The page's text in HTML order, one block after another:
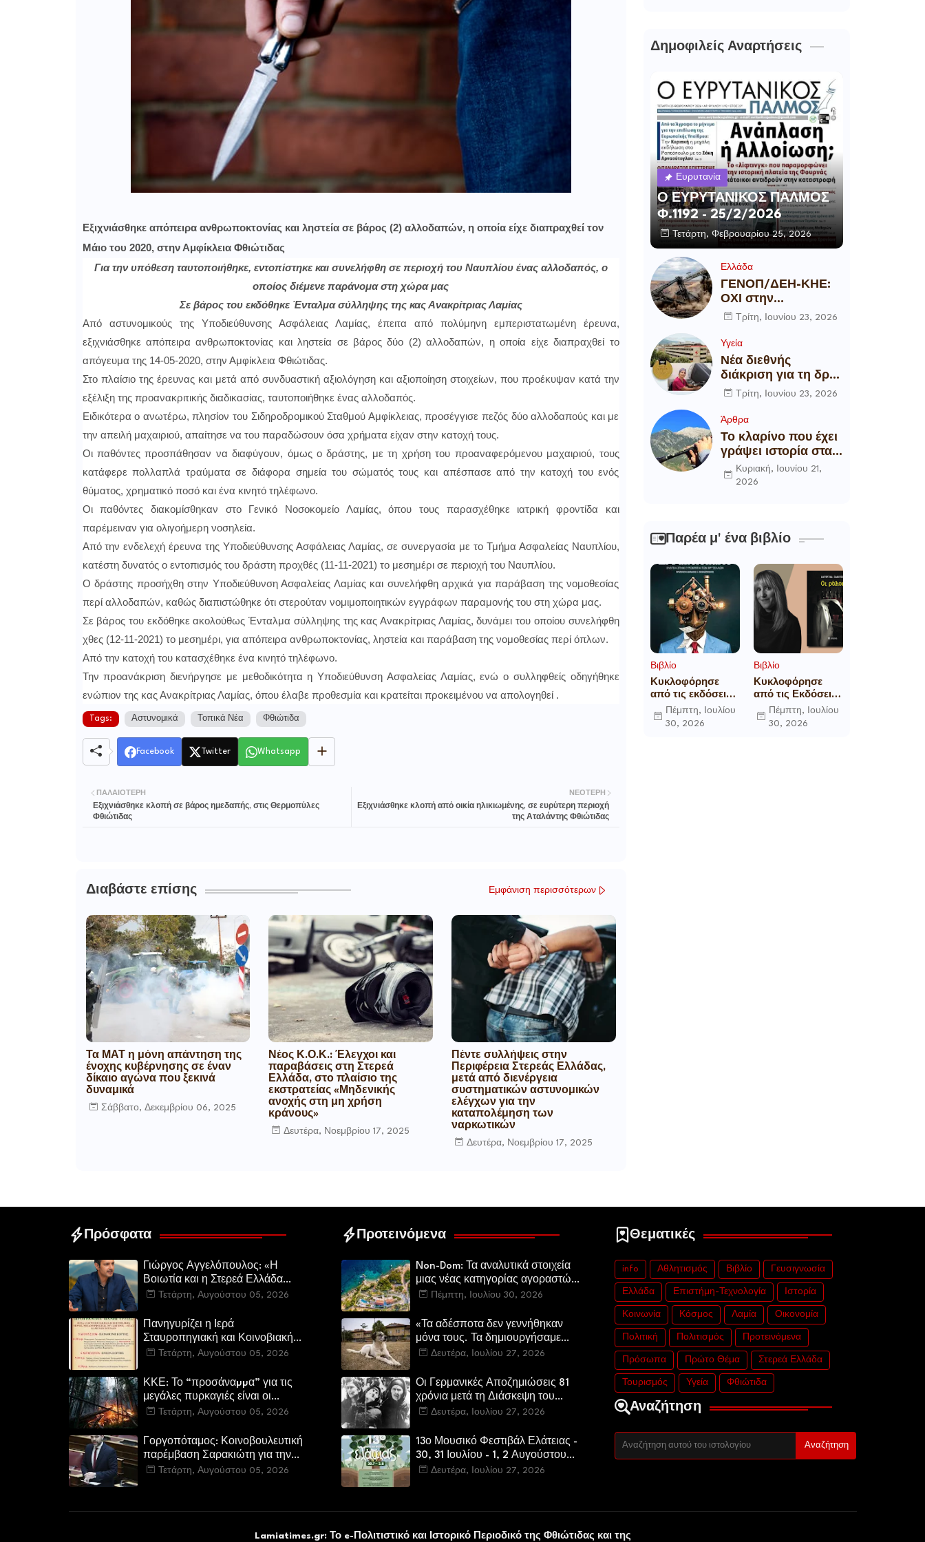
Εξιχνιάσθηκε απόπειρα ανθρωποκτονίας και ληστεία σε βάρος (2) αλλοδαπών, η οποία είχε διαπραχθεί τον
Μάιο του 2020, στην Αμφίκλεια Φθιώτιδας
Για την υπόθεση ταυτοποιήθηκε, εντοπίστηκε και συνελήφθη σε περιοχή του Ναυπλίου ένας αλλοδαπός, ο
οποίος διέμενε παράνομα στη χώρα μας
Σε βάρος του εκδόθηκε Ένταλμα σύλληψης της κας Ανακρίτριας Λαμίας
Από αστυνομικούς της Υποδιεύθυνσης Ασφάλειας Λαμίας, έπειτα από πολύμηνη εμπεριστατωμένη έρευνα,
εξιχνιάσθηκε απόπειρα ανθρωποκτονίας και ληστεία σε βάρος δύο (2) αλλοδαπών, η οποία είχε διαπραχθεί το
απόγευμα της 14-05-2020, στην Αμφίκλεια Φθιώτιδας.
Στο πλαίσιο της έρευνας και μετά από συνδυαστική αξιολόγηση και αξιοποίηση στοιχείων, που προέκυψαν κατά την
εξέλιξη της προανακριτικής διαδικασίας, ταυτοποιήθηκε ένας αλλοδαπός.
Ειδικότερα ο ανωτέρω, πλησίον του Σιδηροδρομικού Σταθμού Αμφίκλειας, προσέγγισε πεζός δύο αλλοδαπούς και με
την απειλή μαχαιριού, απαίτησε να του παραδώσουν όσα χρήματα είχαν στην κατοχή τους.
Οι παθόντες προσπάθησαν να διαφύγουν, όμως ο δράστης, με τη χρήση του προαναφερόμενου μαχαιριού, τους
κατάφερε πολλαπλά τραύματα σε διάφορα σημεία του σώματός τους και απέσπασε από την κατοχή του ενός
θύματος, χρηματικό ποσό και ένα κινητό τηλέφωνο.
Οι παθόντες διακομίσθηκαν στο Γενικό Νοσοκομείο Λαμίας, όπου τους παρασχέθηκε ιατρική φροντίδα και
παρέμειναν για ολιγοήμερη νοσηλεία.
Από την ενδελεχή έρευνα της Υποδιεύθυνσης Ασφάλειας Λαμίας, σε συνεργασία με το Τμήμα Ασφαλείας Ναυπλίου,
κατέστη δυνατός ο εντοπισμός του δράστη προχθές (11-11-2021) το μεσημέρι σε περιοχή του Ναυπλίου.
Ο δράστης προσήχθη στην Υποδιεύθυνση Ασφαλείας Λαμίας και συνελήφθη αρχικά για παράβαση της νομοθεσίας
περί αλλοδαπών, καθώς διαπιστώθηκε ότι στερούταν νομιμοποιητικών εγγράφων παραμονής του στη χώρα μας.
Σε βάρος του εκδόθηκε ακολούθως Ένταλμα σύλληψης της κας Ανακρίτριας Λαμίας, δυνάμει του οποίου συνελήφθη
χθες (12-11-2021) το μεσημέρι, για απόπειρα ανθρωποκτονίας, ληστεία και παράβαση της νομοθεσίας περί όπλων.
Από την κατοχή του κατασχέθηκε ένα κινητό τηλέφωνο.
Την προανάκριση διενήργησε με μεθοδικότητα η Υποδιεύθυνση Ασφαλείας Λαμίας, ενώ ο συλληφθείς οδηγήθηκε
ενώπιον της κας Ανακρίτριας Λαμίας, όπου έλαβε προθεσμία και κρατείται προκειμένου να απολογηθεί .
Tags: Αστυνομικά Τοπικά Νέα Φθιώτιδα
Facebook Twitter Whatsapp
ΝΕΌΤΕΡΗ
Εξιχνιάσθηκε κλοπή από οικία ηλικιωμένης, σε ευρύτερη περιοχή
της Αταλάντης Φθιώτιδας
ΠΑΛΑΙΌΤΕΡΗ
Εξιχνιάσθηκε κλοπή σε βάρος ημεδαπής, στις Θερμοπύλες
Φθιώτιδας
Διαβάστε επίσης Εμφάνιση περισσότερων
Τα ΜΑΤ η μόνη απάντηση της
ένοχης κυβέρνησης σε έναν
δίκαιο αγώνα που ξεκινά
δυναμικά
Σάββατο, Δεκεμβρίου 06, 2025
Νέος Κ.Ο.Κ.: Έλεγχοι και
παραβάσεις στη Στερεά
Ελλάδα, στο πλαίσιο της
εκστρατείας «Μηδενικής
ανοχής στη μη χρήση
κράνους»
Δευτέρα, Νοεμβρίου 17, 2025
Πέντε συλλήψεις στην
Περιφέρεια Στερεάς Ελλάδας,
μετά από διενέργεια
συστηματικών αστυνομικών
ελέγχων για την
καταπολέμηση των
ναρκωτικών
Δευτέρα, Νοεμβρίου 17, 2025
Δημοφιλείς Αναρτήσεις
Ευρυτανία
Ο ΕΥΡΥΤΑΝΙΚΟΣ ΠΑΛΜΟΣ
Φ.1192 - 25/2/2026
Τετάρτη, Φεβρουαρίου 25, 2026
Ελλάδα
ΓΕΝΟΠ/ΔΕΗ-ΚΗΕ:
ΟΧΙ στην
αποξήλωση των
υποδομών της
χώρας
Τρίτη, Ιουνίου 23, 2026
Υγεία
Νέα διεθνής
διάκριση για τη δρ
Θάλεια
Διευθύντρια
Xειρουργό του
Metropolitan
General
Τρίτη, Ιουνίου 23, 2026
Άρθρα
Το κλαρίνο που έχει
γράψει ιστορία στα
χωριά της Ρούμελης
Κυριακή, Ιουνίου 21,
2026
Παρέα μ' ένα βιβλίο
Βιβλίο
Κυκλοφόρησε
από τις εκδόσεις
Gema το
μυθιστόρημα του
Πέμπτη, Ιουλίου
30, 2026
Βιβλίο
Κυκλοφόρησε
από τις Εκδόσεις
Επίμετρο το
αστυνομικό
Πέμπτη, Ιουλίου
30, 2026
Πρόσφατα
Γιώργος Αγγελόπουλος: «Η
Βοιωτία και η Στερεά Ελλάδα
καίγεται. Η Κυβέρνηση και η
αυτοθαυμάζονται.»
Τετάρτη, Αυγούστου 05, 2026
Πανηγυρίζει η Ιερά
Σταυροπηγιακή και Κοινοβιακή
Μονή Μεταμορφώσεως του
(Μονή Αγιάς ή Καρυάς)
Τετάρτη, Αυγούστου 05, 2026
ΚΚΕ: Το “προσάναµµα” για τις
μεγάλες πυρκαγιές είναι οι
τεράστιες ελλείψεις σε µέσα και
και τις δασικές υπηρεσίες
Τετάρτη, Αυγούστου 05, 2026
Γοργοπόταμος: Κοινοβουλευτική
παρέμβαση Σαρακιώτη για την
προστασία του εμβληματικού
Τετάρτη, Αυγούστου 05, 2026
Προτεινόμενα
Non-Dom: Τα αναλυτικά στοιχεία
μιας νέας κατηγορίας αγοραστών
στην ελληνική αγορά πολυτελών
Πέμπτη, Ιουλίου 30, 2026
«Τα αδέσποτα δεν γεννήθηκαν
μόνα τους. Τα δημιουργήσαμε
εμείς.»
Δευτέρα, Ιουλίου 27, 2026
Οι Γερμανικές Αποζημιώσεις 81
χρόνια μετά τη Διάσκεψη του
Πότσνταμ
Δευτέρα, Ιουλίου 27, 2026
13ο Μουσικό Φεστιβάλ Ελάτειας -
30, 31 Ιουλίου - 1, 2 Αυγούστου
2026Δευτέρα, Ιουλίου 27, 2026
Θεματικές
info Αθλητισμός Βιβλίο Γευσιγνωσία
Ελλάδα Επιστήμη-Τεχνολογία Ιστορία
Κοινωνία Κόσμος Λαμία Οικονομία
Πολιτική Πολιτισμός Προτεινόμενα
Πρόσωπα Πρώτο Θέμα Στερεά Ελλάδα
Τουρισμός Υγεία Φθιώτιδα
Αναζήτηση
Lamiatimes.gr: Το e-Πολιτιστικό και Ιστορικό Περιοδικό της Φθιώτιδας και της